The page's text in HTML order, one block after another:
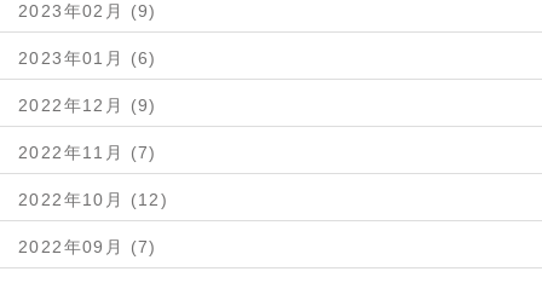
2023年02月 (9)
2023年01月 (6)
2022年12月 (9)
2022年11月 (7)
2022年10月 (12)
2022年09月 (7)